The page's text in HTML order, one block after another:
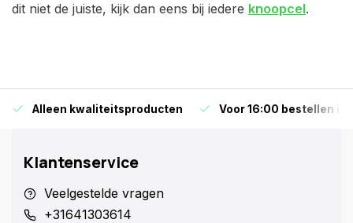
dit niet de juiste, kijk dan eens bij iedere knoopcel.
Alleen kwaliteitsproducten Voor 16:00 bestellen is
Klantenservice
Veelgestelde vragen
+31641303614